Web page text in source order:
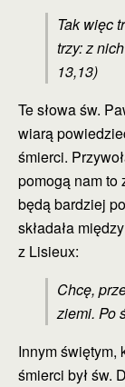
Tak więc
trzy: z
13,13)
Te słowa św.
wiarą
śmierci.
pomogą nam to
będą bardziej
składała
z Lisieux:
Chcę,
ziemi. Po
Innym świętym,
śmierci był św.